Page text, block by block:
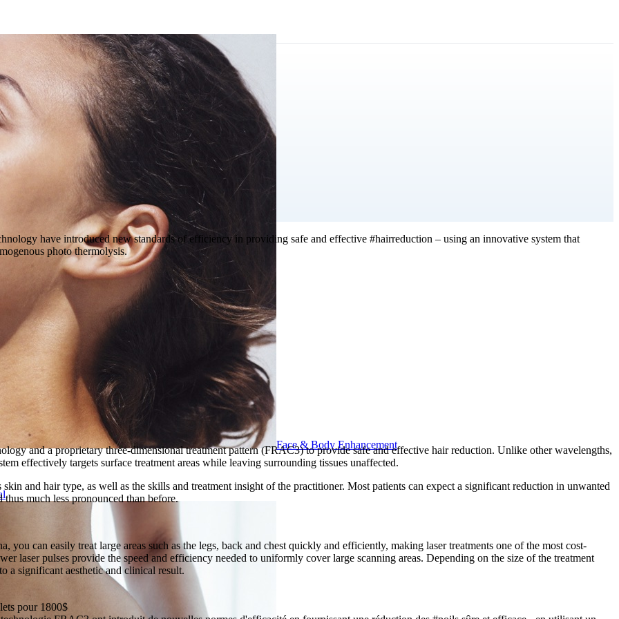
Face & Body Enhancement
have introduced new standards of efficiency in providing safe and effective #hairreduction – using an innovative system that
photo thermolysis.
and a proprietary three-dimensional treatment pattern (FRAC3) to provide safe and effective hair reduction. Unlike other wavelengths,
effectively targets surface treatment areas while leaving surrounding tissues unaffected.
and hair type, as well as the skills and treatment insight of the practitioner. Most patients can expect a significant reduction in unwanted
much less pronounced than before.
you can easily treat large areas such as the legs, back and chest quickly and efficiently, making laser treatments one of the most cost-
laser pulses provide the speed and efficiency needed to uniformly cover large scanning areas. Depending on the size of the treatment
a significant aesthetic and clinical result.
pour 1800$